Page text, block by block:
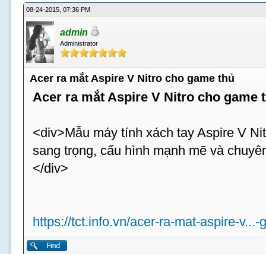
08-24-2015, 07:36 PM
admin
Administrator
Acer ra mắt Aspire V Nitro cho game thủ
Acer ra mắt Aspire V Nitro cho game
<div>Mẫu máy tính xách tay Aspire V
sang trọng, cấu hình mạnh mẽ và
</div>
https://tct.info.vn/acer-ra-mat-aspire-v...-